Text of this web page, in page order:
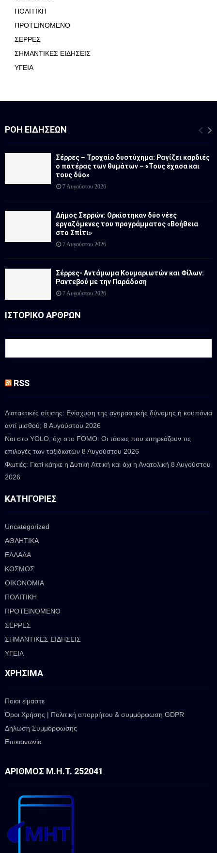
ΠΟΛΙΤΙΚΗ
ΠΡΟΤΕΙΝΟΜΕΝΟ
ΣΕΡΡΕΣ
ΣΗΜΑΝΤΙΚΕΣ ΕΙΔΗΣΕΙΣ
ΥΓΕΙΑ
ΡΟΉ ΕΙΔΉΣΕΩΝ
Σέρρες – Τροχαίο δυστύχημα: Ραγίζει καρδιές
ο πατέρας των θυμάτων – «Τους έχασα και
τους δύο»
7 Αυγούστου 2026
Δήμος Σερρών: Ορκίστηκαν δύο νέες
εργαζόμενες του προγράμματος «Βοήθεια
στο Σπίτι»
7 Αυγούστου 2026
Σέρρες- Αντάμωμα Κουμαριωτών και Φίλων:
Ραντεβού με την Παράδοση
7 Αυγούστου 2026
ΙΣΤΟΡΙΚΟ ΑΡΘΡΩΝ
RSS
Διατακτικές σίτισης: Ενίσχυση της αγοραστικής δύναμης ή κουπόνια
αντί μισθού; 8 Αυγούστου 2026
Ναι στο YOLO, όχι στο FOMO: Οι τάσεις που επηρεάζουν τις
επιλογές των ταξιδιωτών 8 Αυγούστου 2026
Φωτιές: Γιατί κάηκε η Δυτική Αττική και όχι η Ανατολική 8 Αυγούστου
2026
ΚΑΤΗΓΟΡΊΕΣ
Uncategorized
ΑΘΛΗΤΙΚΑ
ΕΛΛΑΔΑ
ΚΟΣΜΟΣ
ΟΙΚΟΝΟΜΙΑ
ΠΟΛΙΤΙΚΗ
ΠΡΟΤΕΙΝΟΜΕΝΟ
ΣΕΡΡΕΣ
ΣΗΜΑΝΤΙΚΕΣ ΕΙΔΗΣΕΙΣ
ΥΓΕΙΑ
ΧΡΉΣΙΜΑ
Ποιοι είμαστε
Όροι Χρήσης | Πολιτική απορρήτου & συμμόρφωση GDPR
Δήλωση Συμμόρφωσης
Επικοινωνία
ΑΡΙΘΜΌΣ Μ.Η.Τ. 252041